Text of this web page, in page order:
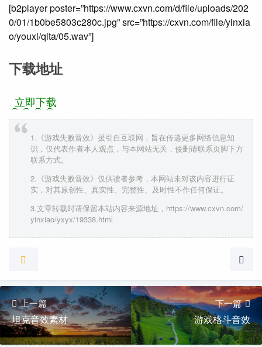
[b2player poster=”https://www.cxvn.com/d/file/uploads/202
0/01/1b0be5803c280c.jpg” src=”https://cxvn.com/file/yinxia
o/youxi/qita/05.wav”]
下载地址
立即下载
1.《游戏失败音效》援引自互联网，旨在传递更多网络信息知
识，仅代表作者本人观点，与本网站无关，侵删请联系页脚下方
联系方式。
2.《游戏失败音效》仅供读者参考，本网站未对该内容进行证
实，对其原创性、真实性、完整性、及时性不作任何保证。
3.文章转载时请保留本站内容来源地址，https://www.cxvn.com/
yinxiao/yxyx/19338.html
上一篇
坦克音效素材
下一篇
游戏格斗音效